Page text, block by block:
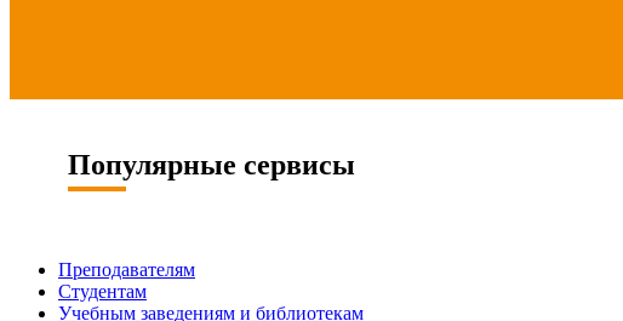
Популярные сервисы
Преподавателям
Студентам
Учебным заведениям и библиотекам